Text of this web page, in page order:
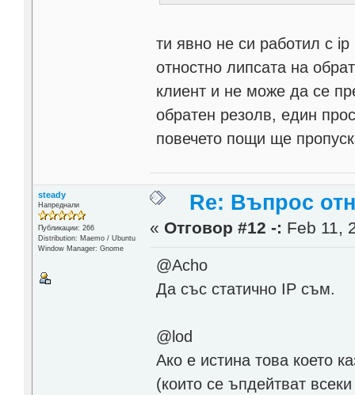
ти явно не си работил с ip
отностно липсата на
клиент и не може да се
обратен резолв, един
повечето пощи ще
steady
Напреднали
Публикации: 266
Distribution: Maemo / Ubuntu
Window Manager: Gnome
Re: Въпрос
« Отговор #12 -: Feb 11,
@Acho
Да със статично IP съм.
@lod
Ако е истина това което
(които се ъпдейтват